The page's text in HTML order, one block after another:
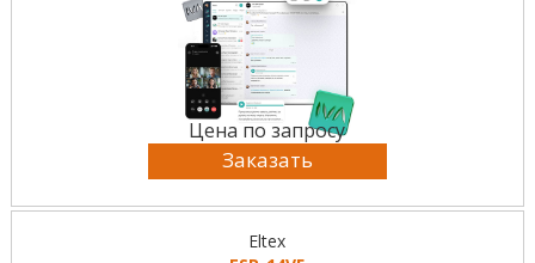
Цена по запросу
Заказать
Eltex